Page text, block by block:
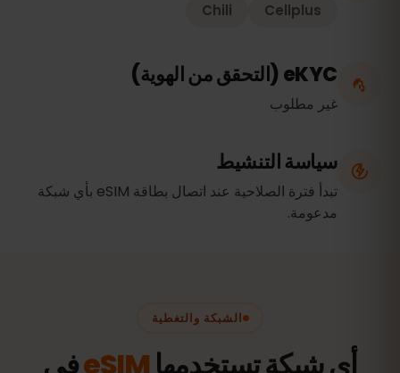
Cellplus
Chili
eKYC (التحقق من الهوية)
غير مطلوب
سياسة التنشيط
تبدأ فترة الصلاحية عند اتصال بطاقة eSIM بأي شبكة
مدعومة.
الشبكة والتغطية
أي شبكة تستخدمها eSIMفي